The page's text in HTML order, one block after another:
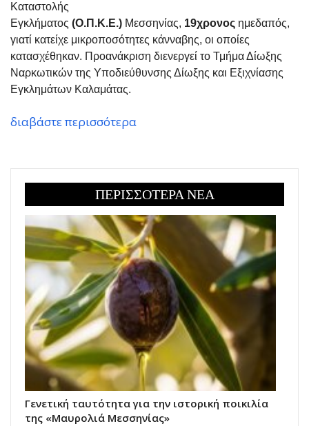
Καταστολής
Εγκλήματος (Ο.Π.Κ.Ε.) Μεσσηνίας, 19χρονος ημεδαπός,
γιατί κατείχε μικροποσότητες κάνναβης, οι οποίες
κατασχέθηκαν. Προανάκριση διενεργεί το Τμήμα Δίωξης
Ναρκωτικών της Υποδιεύθυνσης Δίωξης και Εξιχνίασης
Εγκλημάτων Καλαμάτας.
διαβάστε περισσότερα
ΠΕΡΙΣΣΟΤΕΡΑ ΝΕΑ
Γενετική ταυτότητα για την ιστορική ποικιλία
της «Μαυρολιά Μεσσηνίας»